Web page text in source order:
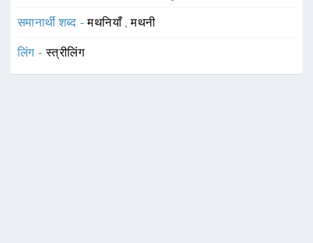
समानार्थी शब्द -मथनियाँ ,मथनी
लिंग -स्त्रीलिंग